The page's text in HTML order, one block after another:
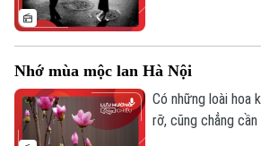
một chút, vì sự hiện
Nhớ mùa mộc lan Hà Nội
Có những loài hoa
rỡ, cũng chẳng